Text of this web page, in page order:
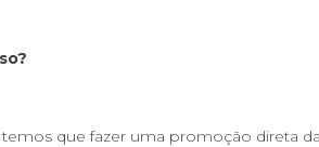
que fazer uma promoção direta